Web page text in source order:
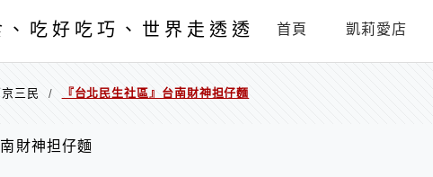
吃好吃巧、世界走透透 首頁 凱莉愛店
三民 / 『台北民生社區』台南財神担仔麵
財神担仔麵